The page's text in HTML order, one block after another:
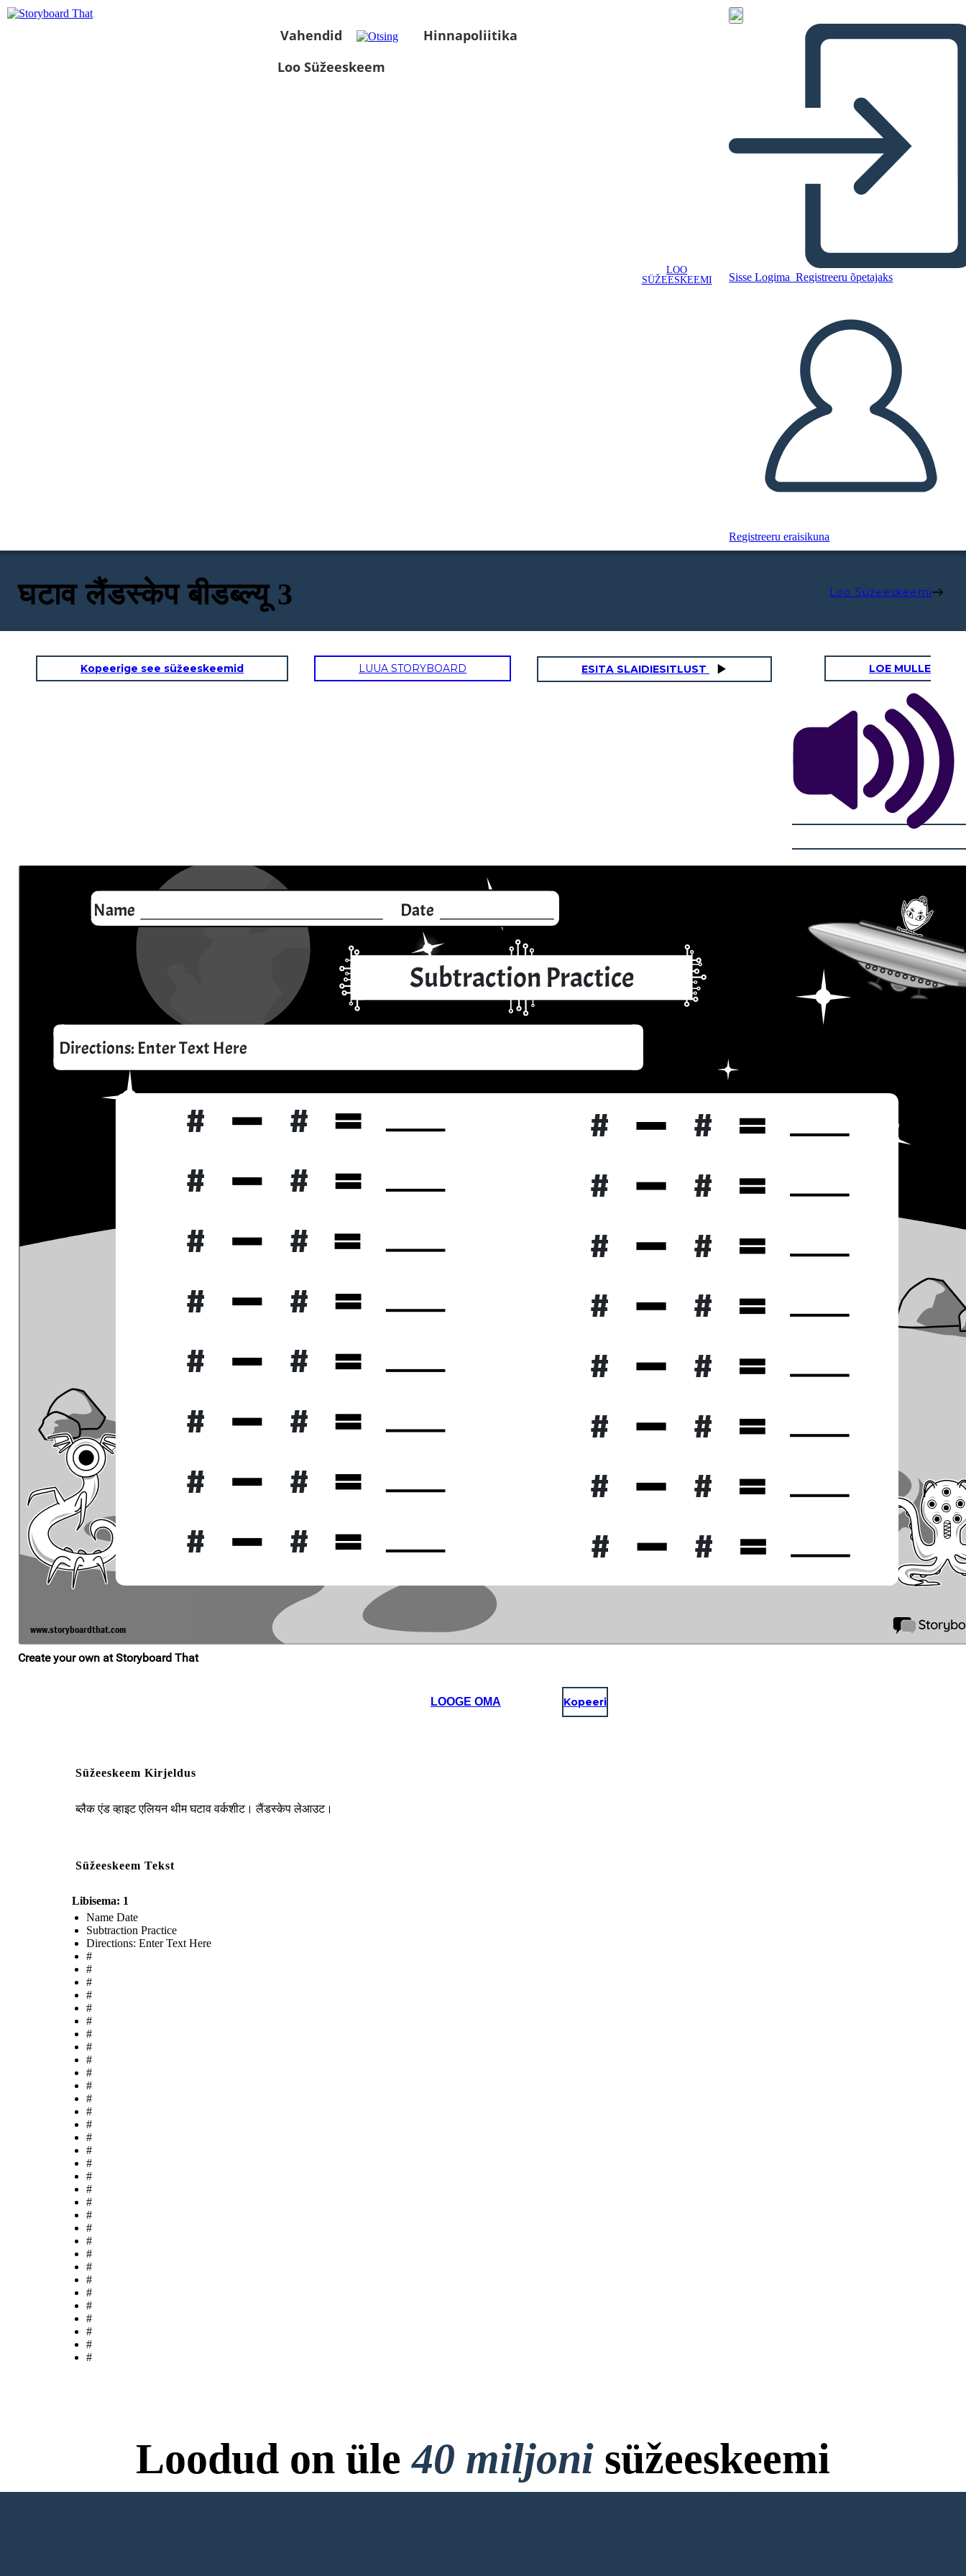
Vahendid
Hinnapoliitika
Loo Süžeeskeem
LOO
SÜŽEESKEEMI
Sisse Logima Registreeru õpetajaks
Registreeru eraisikuna
घटाव लैंडस्केप बीडब्ल्यू 3 Loo Süžeeskeemi
Kopeerige see süžeeskeemid LUUA STORYBOARD ESITA SLAIDIESITLUST LOE MULLE
LOOGE OMA Kopeeri
Süžeeskeem Kirjeldus
ब्लैक एंड व्हाइट एलियन थीम घटाव वर्कशीट। लैंडस्केप लेआउट।
Süžeeskeem Tekst
Libisema: 1
Name Date
Subtraction Practice
Directions: Enter Text Here
#
#
#
#
#
#
#
#
#
#
#
#
#
#
#
#
#
#
#
#
#
#
#
#
#
#
#
#
#
#
#
#
Loodud on üle40 miljoni süžeeskeemi
Proovimiseks Pole Vaja Allalaadimist, Krediitkaarti ega Sisselogimist!